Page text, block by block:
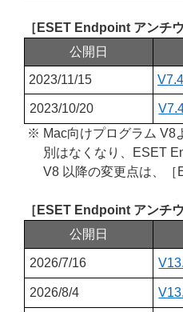
［ESET Endpoint アンチ
公開日
2023/11/15
2023/10/20
※ Mac向けプログラム V8
別はなくなり、ESET
V8 以降の変更点は、［
［ESET Endpoint アンチ
公開日
2026/7/16
2026/8/4